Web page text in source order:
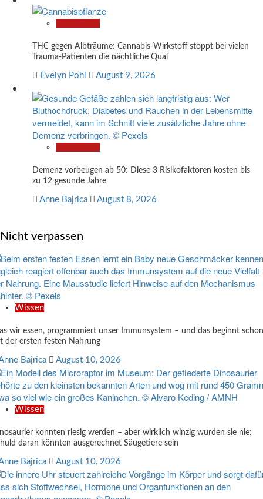
THC gegen Albträume: Cannabis-Wirkstoff stoppt bei vielen
Trauma-Patienten die nächtliche Qual
Evelyn Pohl August 9, 2026
Demenz vorbeugen ab 50: Diese 3 Risikofaktoren kosten bis
zu 12 gesunde Jahre
Anne Bajrica August 8, 2026
Nicht verpassen
Wissen
wir essen, programmiert unser Immunsystem – und das beginnt schon
der ersten festen Nahrung
Bajrica August 10, 2026
Wissen
konnten riesig werden – aber wirklich winzig wurden sie nie:
daran könnten ausgerechnet Säugetiere sein
Bajrica August 10, 2026